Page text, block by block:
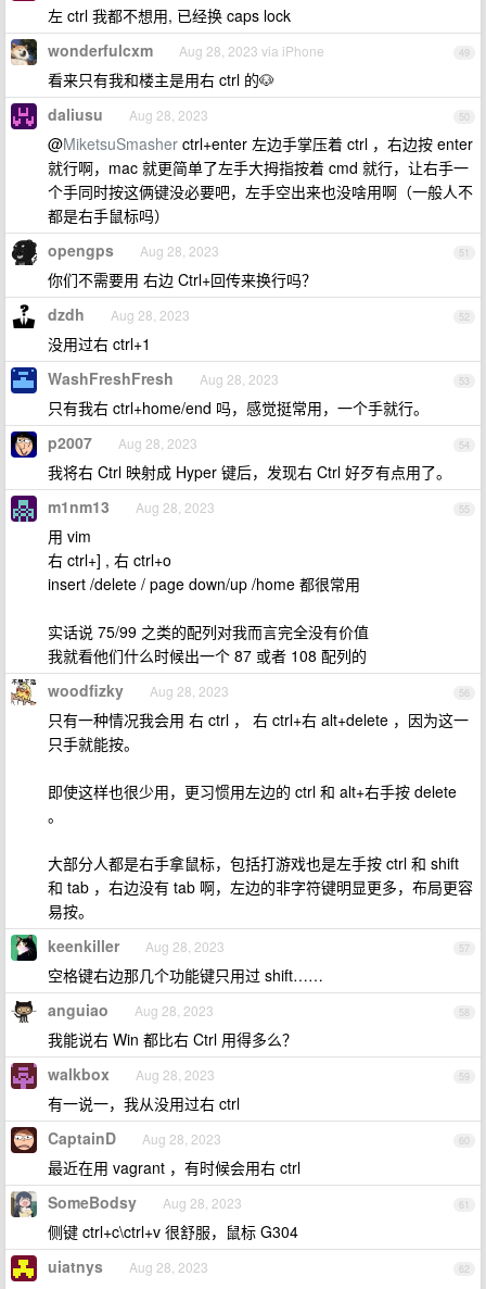
左 ctrl 我都不想用, 已经换 caps lock
49
wonderfulcxm Aug 28, 2023 via iPhone
看来只有我和楼主是用右 ctrl 的🐶
50
daliusu Aug 28, 2023
@MiketsuSmasher ctrl+enter 左边手掌压着 ctrl ，右边按 enter
就行啊，mac 就更简单了左手大拇指按着 cmd 就行，让右手一
个手同时按这俩键没必要吧，左手空出来也没啥用啊（一般人不
都是右手鼠标吗）
51
opengps Aug 28, 2023
你们不需要用 右边 Ctrl+回传来换行吗？
52
dzdh Aug 28, 2023
没用过右 ctrl+1
53
WashFreshFresh Aug 28, 2023
只有我右 ctrl+home/end 吗，感觉挺常用，一个手就行。
54
p2007 Aug 28, 2023
我将右 Ctrl 映射成 Hyper 键后，发现右 Ctrl 好歹有点用了。
55
m1nm13 Aug 28, 2023
用 vim
右 ctrl+] , 右 ctrl+o
insert /delete / page down/up /home 都很常用
实话说 75/99 之类的配列对我而言完全没有价值
我就看他们什么时候出一个 87 或者 108 配列的
56
woodfizky Aug 28, 2023
只有一种情况我会用 右 ctrl ， 右 ctrl+右 alt+delete ，因为这一
只手就能按。
即使这样也很少用，更习惯用左边的 ctrl 和 alt+右手按 delete
。
大部分人都是右手拿鼠标，包括打游戏也是左手按 ctrl 和 shift
和 tab ，右边没有 tab 啊，左边的非字符键明显更多，布局更容
易按。
57
keenkiller Aug 28, 2023
空格键右边那几个功能键只用过 shift……
58
anguiao Aug 28, 2023
我能说右 Win 都比右 Ctrl 用得多么？
59
walkbox Aug 28, 2023
有一说一，我从没用过右 ctrl
60
CaptainD Aug 28, 2023
最近在用 vagrant ，有时候会用右 ctrl
61
SomeBodsy Aug 28, 2023
侧键 ctrl+c\ctrl+v 很舒服，鼠标 G304
62
uiatnys Aug 28, 2023